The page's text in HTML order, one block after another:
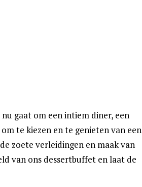
gaat om een intiem diner, een
te kiezen en te genieten van een
zoete verleidingen en maak van
van ons dessertbuffet en laat de